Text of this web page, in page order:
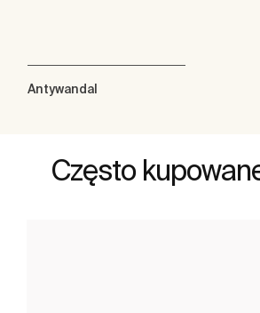
Antywandal
Często